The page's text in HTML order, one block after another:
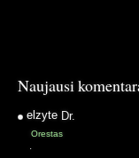
Naujausi
elzyte Dr.
Orestas
·